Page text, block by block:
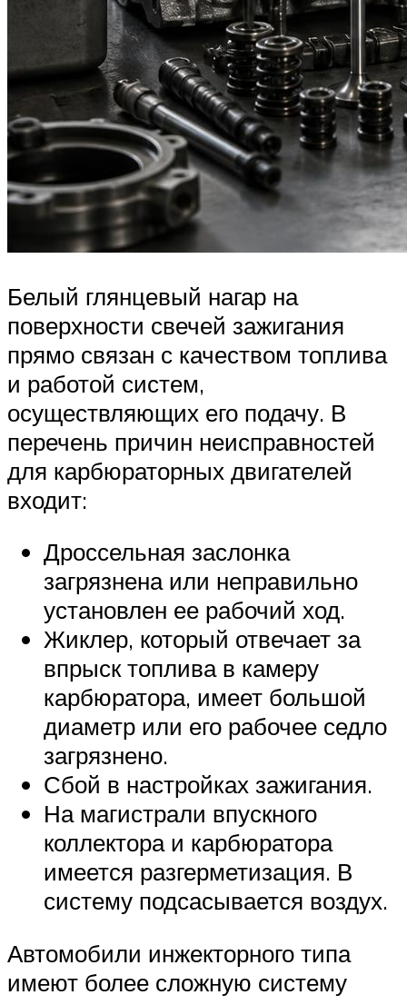
Белый глянцевый нагар на
поверхности свечей зажигания
прямо связан с качеством топлива
и работой систем,
осуществляющих его подачу. В
перечень причин неисправностей
для карбюраторных двигателей
входит:
Дроссельная заслонка
загрязнена или неправильно
установлен ее рабочий ход.
Жиклер, который отвечает за
впрыск топлива в камеру
карбюратора, имеет большой
диаметр или его рабочее седло
загрязнено.
Сбой в настройках зажигания.
На магистрали впускного
коллектора и карбюратора
имеется разгерметизация. В
систему подсасывается воздух.
Автомобили инжекторного типа
имеют более сложную систему